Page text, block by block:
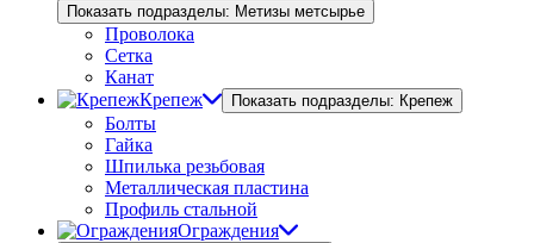
Показать подразделы: Метизы метсырье
Проволока
Сетка
Канат
Крепеж
Показать подразделы: Крепеж
Болты
Гайка
Шпилька резьбовая
Металлическая пластина
Профиль стальной
Ограждения